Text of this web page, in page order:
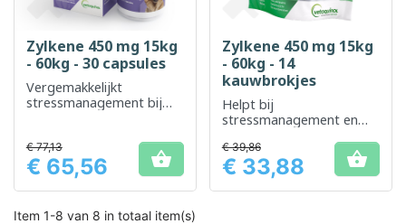
Zylkene 450 mg 15kg
- 60kg - 30 capsules
Vergemakkelijkt
stressmanagement bij
Prijs
€ 77,13
€ 65,56 
Zylkene 450 mg 15kg
- 60kg - 14
kauwbrokjes
Helpt bij
stressmanagement en
een gewicht van 15 tot 60
kg
Prijs
€ 39,86
€ 33,88 
Item 1-8 van 8 in totaal item(s)